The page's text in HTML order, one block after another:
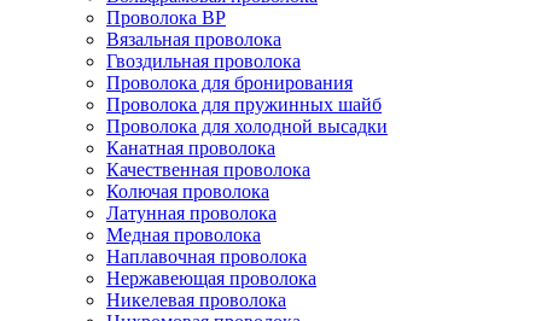
Проволока ВР
Вязальная проволока
Гвоздильная проволока
Проволока для бронирования
Проволока для пружинных шайб
Проволока для холодной высадки
Канатная проволока
Качественная проволока
Колючая проволока
Латунная проволока
Медная проволока
Наплавочная проволока
Нержавеющая проволока
Никелевая проволока